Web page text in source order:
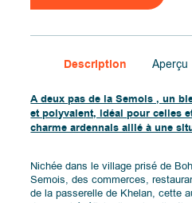
Description Aperçu
A deux pas de la Semois , un
et polyvalent, idéal pour celles
charme ardennais allié à une
Nichée dans le village prisé de
Semois, des commerces,
de la passerelle de Khelan, cette